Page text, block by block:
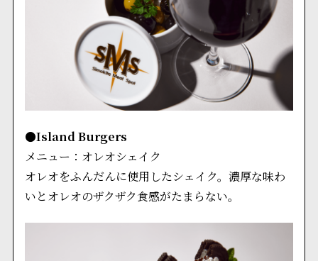
●Island Burgers
メニュー：オレオシェイク
オレオをふんだんに使用したシェイク。濃厚な味わ
いとオレオのザクザク食感がたまらない。